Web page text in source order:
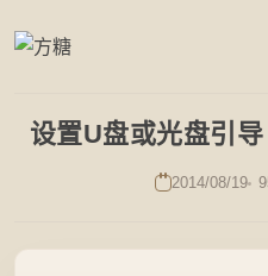
设置U盘或光盘引
2014/08/19